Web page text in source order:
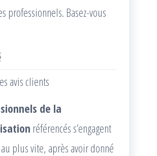
professionnels. Basez-vous
avis clients
de la
référencés s’engagent
plus vite, après avoir donné